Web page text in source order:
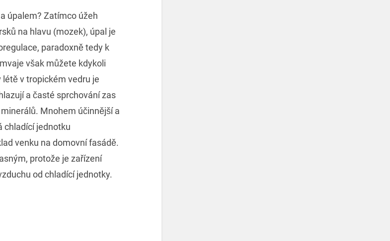
úpalem? Zatímco úžeh
na hlavu (mozek), úpal je
paradoxně tedy k
však můžete kdykoli
v tropickém vedru je
a časté sprchování zas
Mnohem účinnější a
chladící jednotku
venku na domovní fasádě.
protože je zařízení
od chladící jednotky.